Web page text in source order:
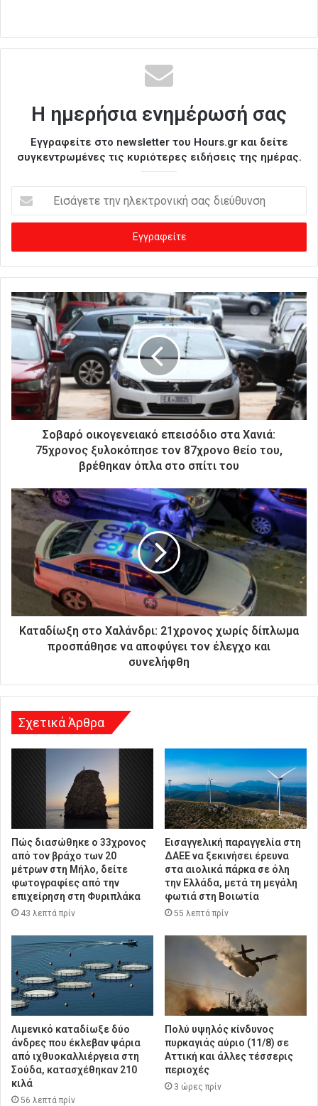
Η ημερήσια ενημέρωσή σας
Εγγραφείτε στο newsletter του Hours.gr και δείτε
συγκεντρωμένες τις κυριότερες ειδήσεις της ημέρας.
σ
γ
ε
ε
τ
η
η
λ
ε
τ
κ
ή
ύ
η
Σοβαρό οικογενειακό επεισόδιο στα Χανιά:
75χρονος ξυλοκόπησε τον 87χρονο θείο του,
βρέθηκαν όπλα στο σπίτι του
Καταδίωξη στο Χαλάνδρι: 21χρονος χωρίς δίπλωμα
προσπάθησε να αποφύγει τον έλεγχο και
συνελήφθη
Σχετικά Άρθρα
Πώς διασώθηκε ο 33χρονος
από τον βράχο των 20
μέτρων στη Μήλο, δείτε
φωτογραφίες από την
επιχείρηση στη Φυριπλάκα
43 λεπτά πρίν
Εισαγγελική παραγγελία στη
ΔΑΕΕ να ξεκινήσει έρευνα
στα αιολικά πάρκα σε όλη
την Ελλάδα, μετά τη μεγάλη
φωτιά στη Βοιωτία
55 λεπτά πρίν
Λιμενικό καταδίωξε δύο
άνδρες που έκλεβαν ψάρια
από ιχθυοκαλλιέργεια στη
Σούδα, κατασχέθηκαν 210
κιλά
56 λεπτά πρίν
Πολύ υψηλός κίνδυνος
πυρκαγιάς αύριο (11/8) σε
Αττική και άλλες τέσσερις
περιοχές
3 ώρες πρίν